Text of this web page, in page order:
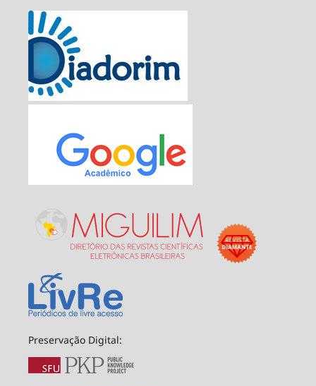
Preservação Digital: